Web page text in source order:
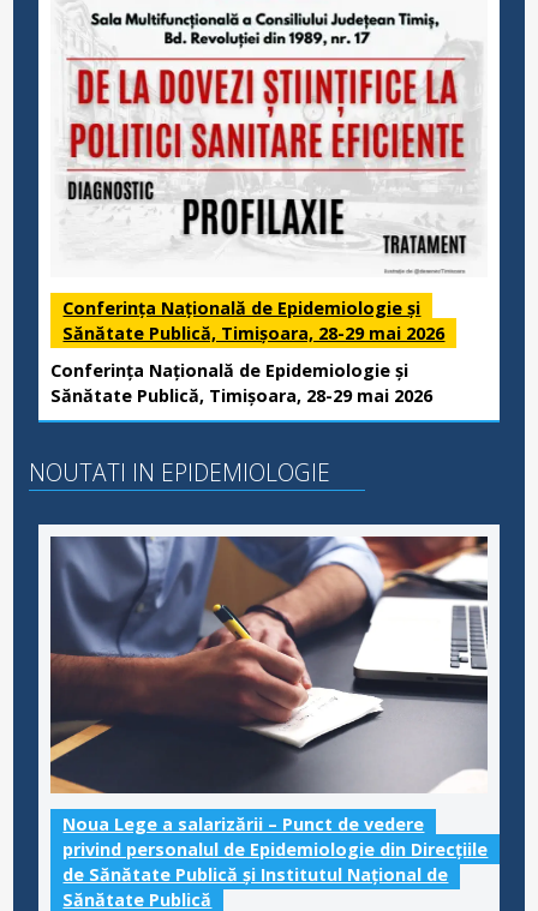
Conferința Națională de Epidemiologie și
Sănătate Publică, Timișoara, 28-29 mai 2026
Conferința Națională de Epidemiologie și
Sănătate Publică, Timișoara, 28-29 mai 2026
NOUTATI IN EPIDEMIOLOGIE
Noua Lege a salarizării – Punct de vedere
privind personalul de Epidemiologie din Direcțiile
de Sănătate Publică și Institutul Național de
Sănătate Publică